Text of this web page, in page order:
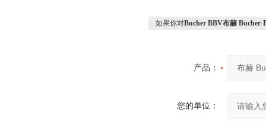
如果你对Bucher BBV布赫
产品：
您的单位：